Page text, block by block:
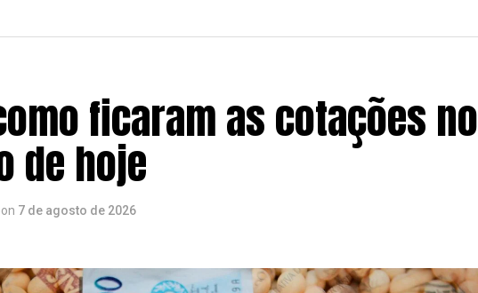
ficaram as cotações no
de hoje
on 7 de agosto de 2026